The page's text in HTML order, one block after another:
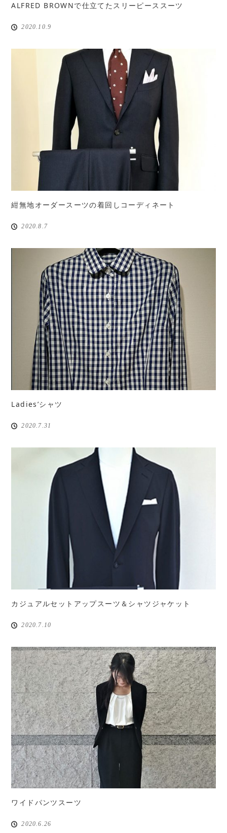
ALFRED BROWNで仕立てたスリーピーススーツ
2020.10.9
紺無地オーダースーツの着回しコーディネート
2020.8.7
Ladies’シャツ
2020.7.31
カジュアルセットアップスーツ＆シャツジャケット
2020.7.10
ワイドパンツスーツ
2020.6.26